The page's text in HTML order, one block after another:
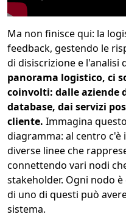
Ma non finisce qui: la
feedback, gestendo le
di disiscrizione e l'analisi
panorama logistico, ci
coinvolti: dalle aziende
database, dai servizi
cliente. Immagina
diagramma: al centro c'è
diverse linee che
connettendo vari nodi
stakeholder. Ogni nodo
di uno di questi può
sistema.